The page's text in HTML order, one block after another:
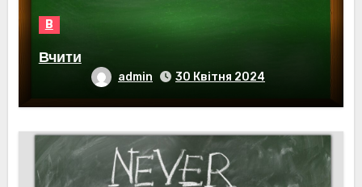
В
Вчити
admin 30 Квітня 2024